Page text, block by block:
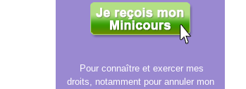
Pour connaître et exercer mes
droits, notamment pour annuler mon